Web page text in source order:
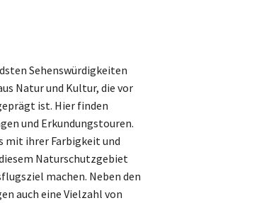
Sehenswürdigkeiten
Natur und Kultur, die vor
ist. Hier finden
und Erkundungstouren.
mit ihrer Farbigkeit und
Naturschutzgebiet
machen. Neben den
auch eine Vielzahl von